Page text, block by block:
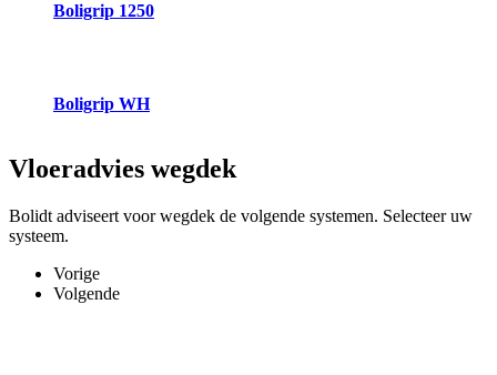
Boligrip 1250
Boligrip WH
Vloeradvies wegdek
Bolidt adviseert voor wegdek de volgende systemen. Selecteer uw
systeem.
Vorige
Volgende